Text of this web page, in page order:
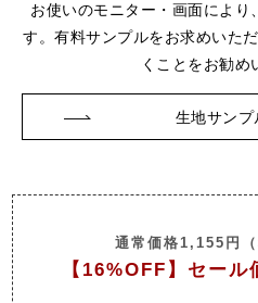
お使いのモニター・画面により
す。 有料サンプルをお求めいた
くことをお勧め
生地サン
通常価格1,155円
【16%OFF】セール